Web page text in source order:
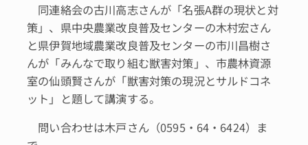
同連絡会の古川高志さんが「名張A群の現状と対
策」、県中央農業改良普及センターの木村宏さん
と県伊賀地域農業改良普及センターの市川昌樹さ
んが「みんなで取り組む獣害対策」、市農林資源
室の仙頭賢さんが「獣害対策の現況とサルドコネ
ット」と題して講演する。
問い合わせは木戸さん（0595・64・6424）ま